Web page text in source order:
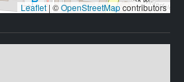
Leaflet | ©OpenStreetMapcontributors